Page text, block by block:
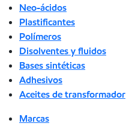
Neo-ácidos
Plastificantes
Polímeros
Disolventes y fluidos
Bases sintéticas
Adhesivos
Aceites de transformador
Marcas